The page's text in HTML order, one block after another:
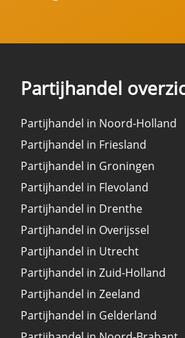
Partijhandel
Partijhandel in Noord-Holland
Partijhandel in Friesland
Partijhandel in Groningen
Partijhandel in Flevoland
Partijhandel in Drenthe
Partijhandel in Overijssel
Partijhandel in Utrecht
Partijhandel in Zuid-Holland
Partijhandel in Zeeland
Partijhandel in Gelderland